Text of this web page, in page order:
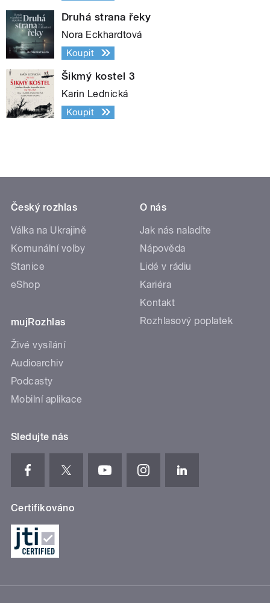
Druhá strana řeky
Nora Eckhardtová
Koupit
Šikmý kostel 3
Karin Lednická
Koupit
Český rozhlas
Válka na Ukrajině
Komunální volby
Stanice
eShop
mujRozhlas
Živé vysílání
Audioarchiv
Podcasty
Mobilní aplikace
O nás
Jak nás naladíte
Nápověda
Lidé v rádiu
Kariéra
Kontakt
Rozhlasový poplatek
Sledujte nás
Certifikováno